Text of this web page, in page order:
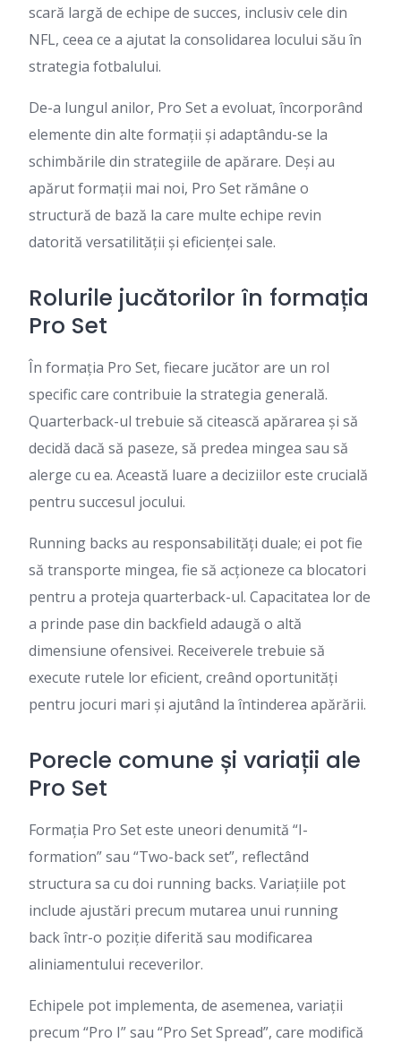
scară largă de echipe de succes, inclusiv cele din
NFL, ceea ce a ajutat la consolidarea locului său în
strategia fotbalului.
De-a lungul anilor, Pro Set a evoluat, încorporând
elemente din alte formații și adaptându-se la
schimbările din strategiile de apărare. Deși au
apărut formații mai noi, Pro Set rămâne o
structură de bază la care multe echipe revin
datorită versatilității și eficienței sale.
Rolurile jucătorilor în formația
Pro Set
În formația Pro Set, fiecare jucător are un rol
specific care contribuie la strategia generală.
Quarterback-ul trebuie să citească apărarea și să
decidă dacă să paseze, să predea mingea sau să
alerge cu ea. Această luare a deciziilor este crucială
pentru succesul jocului.
Running backs au responsabilități duale; ei pot fie
să transporte mingea, fie să acționeze ca blocatori
pentru a proteja quarterback-ul. Capacitatea lor de
a prinde pase din backfield adaugă o altă
dimensiune ofensivei. Receiverele trebuie să
execute rutele lor eficient, creând oportunități
pentru jocuri mari și ajutând la întinderea apărării.
Porecle comune și variații ale
Pro Set
Formația Pro Set este uneori denumită “I-
formation” sau “Two-back set”, reflectând
structura sa cu doi running backs. Variațiile pot
include ajustări precum mutarea unui running
back într-o poziție diferită sau modificarea
aliniamentului receverilor.
Echipele pot implementa, de asemenea, variații
precum “Pro I” sau “Pro Set Spread”, care modifică